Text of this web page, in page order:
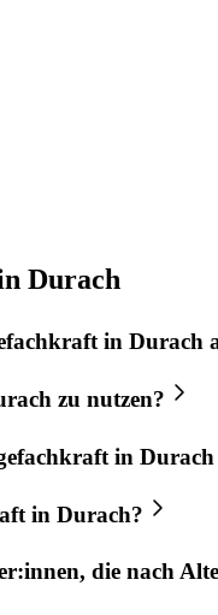
Durach
in Durach
zu nutzen?
in Durach
in Durach?
die nach